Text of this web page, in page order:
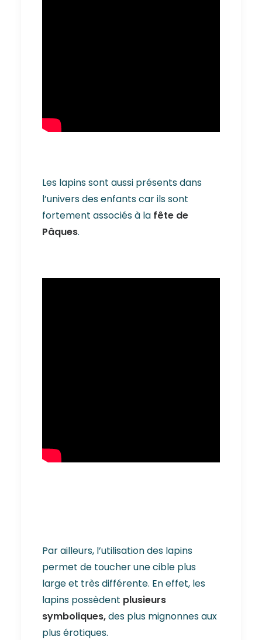
Les lapins sont aussi présents dans
l’univers des enfants car ils sont
fortement associés à la fête de
Pâques.
Par ailleurs, l’utilisation des lapins
permet de toucher une cible plus
large et très différente. En effet, les
lapins possèdent plusieurs
symboliques,des plus mignonnes aux
plus érotiques.